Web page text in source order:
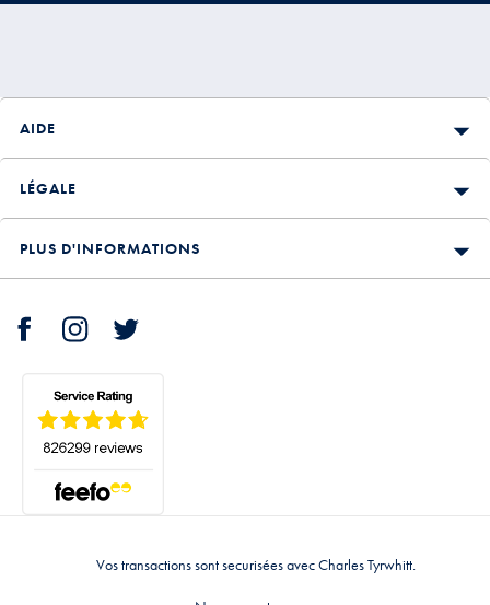
AIDE
LÉGALE
PLUS D'INFORMATIONS
Vos transactions sont securisées avec Charles Tyrwhitt.